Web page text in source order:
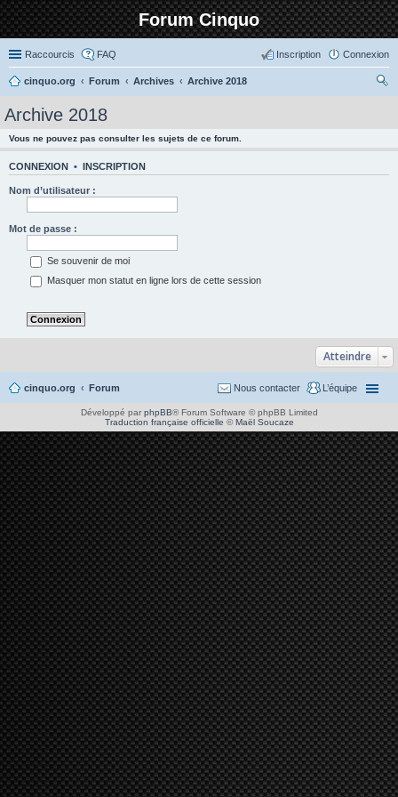
Forum Cinquo
Raccourcis FAQ Connexion
Inscription
cinquo.org Forum Archives
Archive 2018
Archive 2018
Vous ne pouvez pas consulter les sujets de ce forum.
CONNEXION • INSCRIPTION
Nom d’utilisateur :
Mot de passe :
Se souvenir de moi
Masquer mon statut en ligne lors de cette session
Atteindre
cinquo.org Forum L’équipe
Nous contacter
Développé par phpBB® Forum Software © phpBB Limited
Traduction française officielle ©Maël Soucaze